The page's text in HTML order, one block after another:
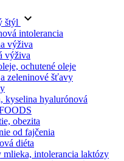
štýl
keyboard_arrow_down
intolerancia
výživa
výživa
ochutené oleje
zeleninové šťavy
kyselina hyalurónová
obezita
od fajčenia
diéta
mlieka, intolerancia laktózy